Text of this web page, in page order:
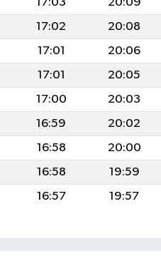
17:03 20:09
17:02 20:08
17:01 20:06
17:01 20:05
17:00 20:03
16:59 20:02
16:58 20:00
16:58 19:59
16:57 19:57